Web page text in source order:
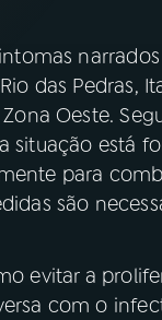
das Pedras,
Oeste.
situação está
para
são
evitar a
com o